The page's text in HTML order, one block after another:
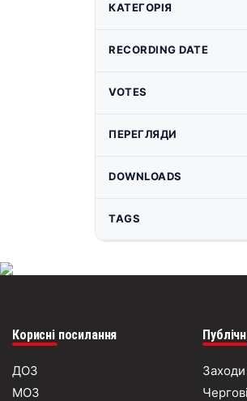
КАТЕГОРІЯ
RECORDING DATE
VOTES
ПЕРЕГЛЯДИ
DOWNLOADS
TAGS
Корисні посилання
ДОЗ
МОЗ